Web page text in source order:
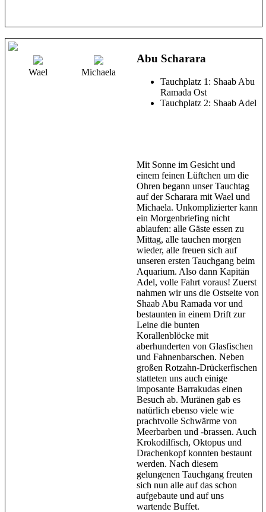
Wael Michaela
Abu Scharara
Tauchplatz 1: Shaab Abu
Ramada Ost
Tauchplatz 2: Shaab Adel
Mit Sonne im Gesicht und
einem feinen Lüftchen um die
Ohren begann unser Tauchtag
auf der Scharara mit Wael und
Michaela. Unkomplizierter kann
ein Morgenbriefing nicht
ablaufen: alle Gäste essen zu
Mittag, alle tauchen morgen
wieder, alle freuen sich auf
unseren ersten Tauchgang beim
Aquarium. Also dann Kapitän
Adel, volle Fahrt voraus! Zuerst
nahmen wir uns die Ostseite von
Shaab Abu Ramada vor und
bestaunten in einem Drift zur
Leine die bunten
Korallenblöcke mit
aberhunderten von Glasfischen
und Fahnenbarschen. Neben
großen Rotzahn-Drückerfischen
statteten uns auch einige
imposante Barrakudas einen
Besuch ab. Muränen gab es
natürlich ebenso viele wie
prachtvolle Schwärme von
Meerbarben und -brassen. Auch
Krokodilfisch, Oktopus und
Drachenkopf konnten bestaunt
werden. Nach diesem
gelungenen Tauchgang freuten
sich nun alle auf das schon
aufgebaute und auf uns
wartende Buffet.